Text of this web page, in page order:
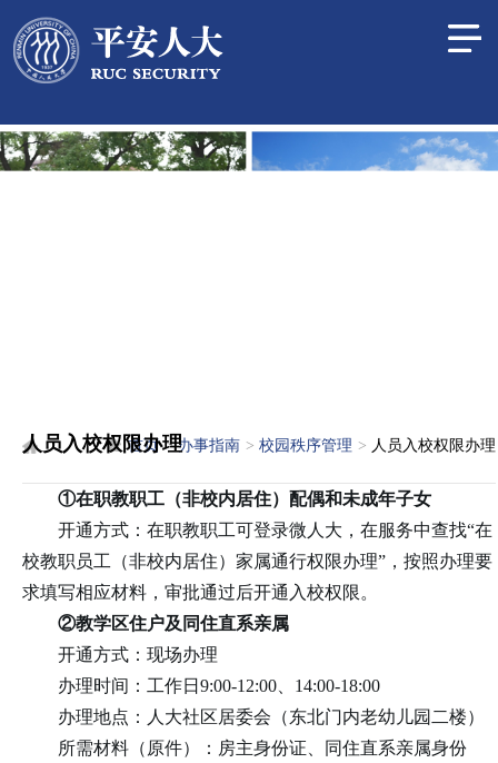
人员入校权限办理
首页 办事指南 校园秩序管理 人员入校权限办理
①在职教职工（非校内居住）配偶和未成年子女
开通方式：在职教职工可登录微人大，在服务中查找“在
校教职员工（非校内居住）家属通行权限办理”，按照办理要
求填写相应材料，审批通过后开通入校权限。
②教学区住户及同住直系亲属
开通方式：现场办理
办理时间：工作日9:00-12:00、14:00-18:00
办理地点：人大社区居委会（东北门内老幼儿园二楼）
所需材料（原件）：房主身份证、同住直系亲属身份